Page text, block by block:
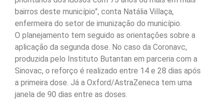
bairros deste município”, conta Natália Villaça,
enfermeira do setor de imunização do município.
O planejamento tem seguido as orientações sobre a
aplicação da segunda dose. No caso da Coronavc,
produzida pelo Instituto Butantan em parceria com a
Sinovac, o reforço é realizado entre 14 e 28 dias após
a primeira dose. Já a Oxford/AstraZeneca tem uma
janela de 90 dias entre as doses.